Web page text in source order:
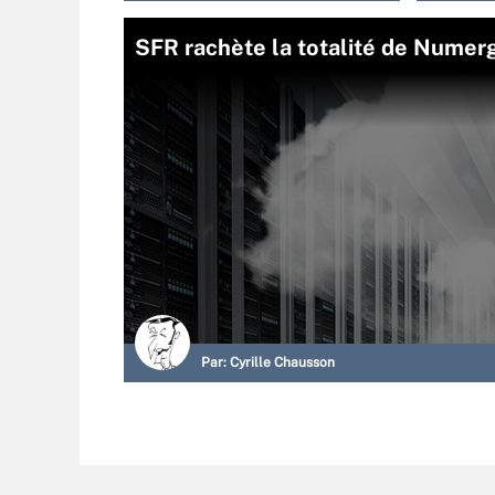
SFR rachète la totalité de
Par: Cyrille Chausson